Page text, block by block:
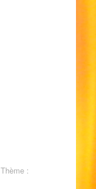
Thème :